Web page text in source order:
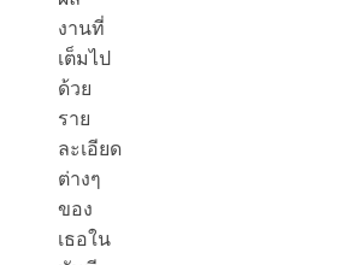
งานที่
เต็มไป
ด้วย
ราย
ละเอียด
ต่างๆ
ของ
เธอใน